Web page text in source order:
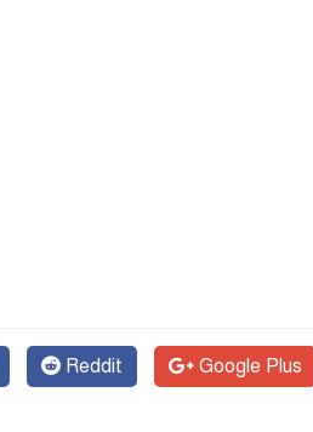
Reddit Google Plus